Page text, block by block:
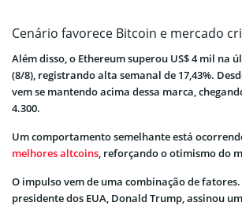
Cenário favorece Bitcoin e mercado
Além disso, o Ethereum superou US$ 4 mil na
(8/8), registrando alta semanal de 17,43%.
vem se mantendo acima dessa marca,
4.300.
Um comportamento semelhante está
melhores altcoins, reforçando o otimismo do
O impulso vem de uma combinação de
presidente dos EUA, Donald Trump, assinou